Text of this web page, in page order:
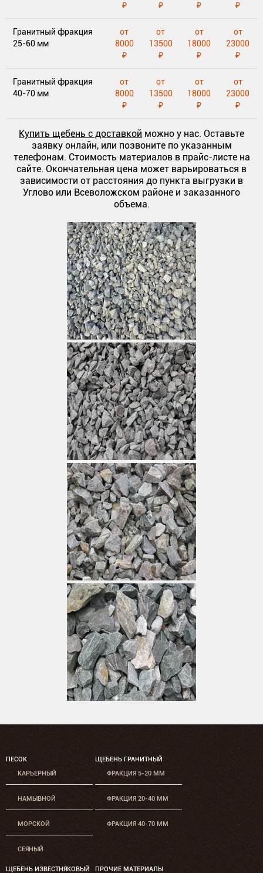
₽
₽
₽
₽
Гранитный фракция
25-60 мм
от
8000
₽
от
13500
₽
от
18000
₽
от
23000
₽
Гранитный фракция
40-70 мм
от
8000
₽
от
13500
₽
от
18000
₽
от
23000
₽
Купить щебень с доставкой можно у нас. Оставьте
заявку онлайн, или позвоните по указанным
телефонам. Стоимость материалов в прайс-листе на
сайте. Окончательная цена может варьироваться в
зависимости от расстояния до пункта выгрузки в
Углово или Всеволожском районе и заказанного
объема.
ПЕСОК
КАРЬЕРНЫЙ
НАМЫВНОЙ
МОРСКОЙ
СЕЯНЫЙ
ЩЕБЕНЬ ГРАНИТНЫЙ
ФРАКЦИЯ 5-20 ММ
ФРАКЦИЯ 20-40 ММ
ФРАКЦИЯ 40-70 ММ
ЩЕБЕНЬ ИЗВЕСТНЯКОВЫЙ ПРОЧИЕ МАТЕРИАЛЫ